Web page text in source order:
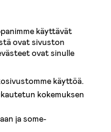
lukuisia tunnettuja
LEGO ja monia muita!
lastentarvikkeiden
käyttävät
ovat sivuston
ovat sinulle
käyttöä.
kokemuksen
ja some-